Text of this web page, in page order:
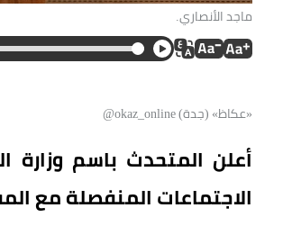
ماجد الأنصاري.
«عكاظ» (جدة) okaz_online@
أعلن المتحدث باسم وزارة
الاجتماعات المنفصلة مع